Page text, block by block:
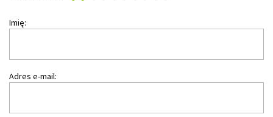
Imię:
Adres e-mail: